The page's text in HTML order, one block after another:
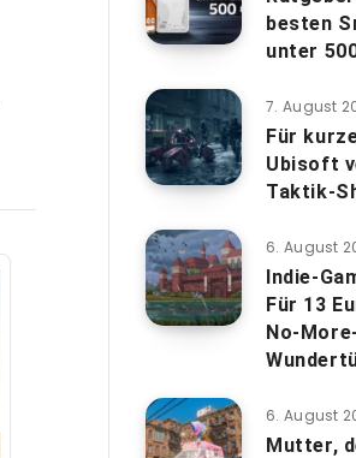
besten
unter
7. August
Für
Ubisoft
Taktik-
6. August
Indie-
Für 13
No-
6. August
Mutter,